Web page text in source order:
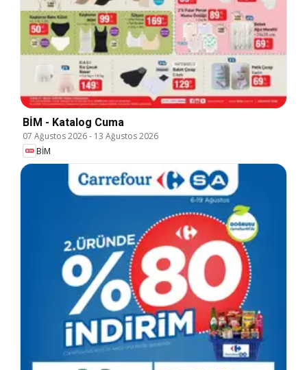
BİM - Katalog Cuma
07 Ağustos 2026- 13 Ağustos 2026
BİM